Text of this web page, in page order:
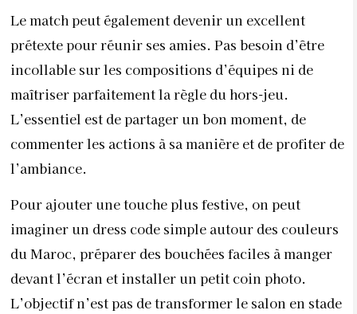
Le match peut également devenir un excellent
prétexte pour réunir ses amies. Pas besoin d’être
incollable sur les compositions d’équipes ni de
maîtriser parfaitement la règle du hors-jeu.
L’essentiel est de partager un bon moment, de
commenter les actions à sa manière et de profiter de
l’ambiance.
Pour ajouter une touche plus festive, on peut
imaginer un dress code simple autour des couleurs
du Maroc, préparer des bouchées faciles à manger
devant l’écran et installer un petit coin photo.
L’objectif n’est pas de transformer le salon en stade